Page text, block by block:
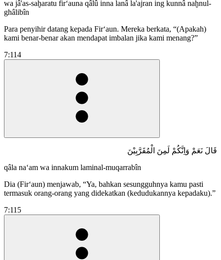
wa jâ'as-saḫaratu fir‘auna qâlû inna lanâ la'ajran ing kunnâ naḫnul-
ghâlibîn
Para penyihir datang kepada Fir‘aun. Mereka berkata, “(Apakah)
kami benar-benar akan mendapat imbalan jika kami menang?”
7:114
قَالَ نَعَمْ وَاِنَّكُمْ لَمِنَ الْمُقَرَّبِيْنَ
qâla na‘am wa innakum laminal-muqarrabîn
Dia (Fir‘aun) menjawab, “Ya, bahkan sesungguhnya kamu pasti
termasuk orang-orang yang didekatkan (kedudukannya kepadaku).”
7:115